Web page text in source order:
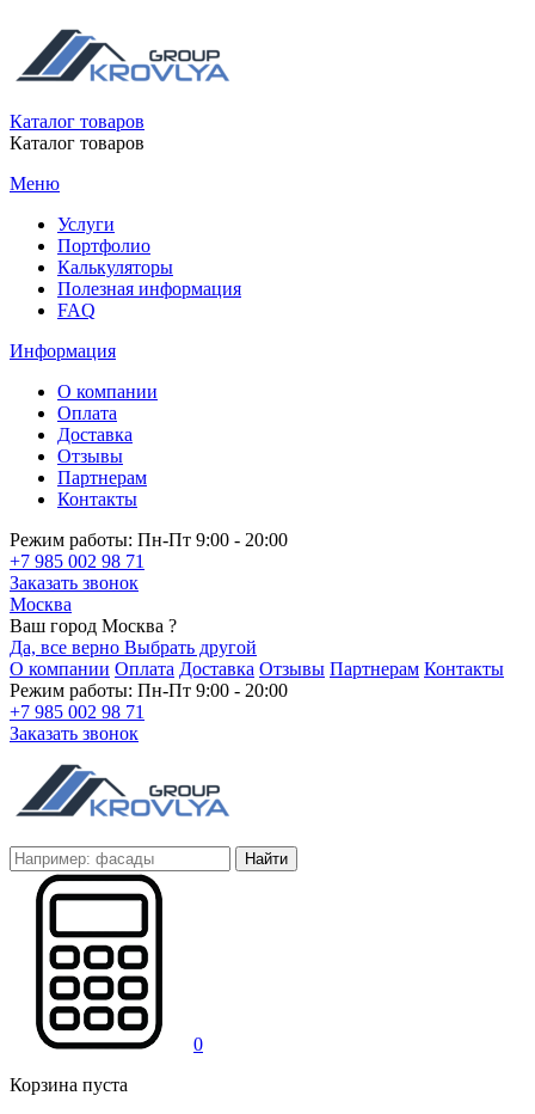
Каталог товаров
Каталог товаров
Меню
Услуги
Портфолио
Калькуляторы
Полезная информация
FAQ
Информация
О компании
Оплата
Доставка
Отзывы
Партнерам
Контакты
Режим работы: Пн-Пт 9:00 - 20:00
+7 985 002 98 71
Заказать звонок
Москва
Ваш город Москва ?
Да, все верно Выбрать другой
О компании Оплата Доставка Отзывы Партнерам Контакты
Режим работы: Пн-Пт 9:00 - 20:00
+7 985 002 98 71
Заказать звонок
Найти
0
Корзина пуста